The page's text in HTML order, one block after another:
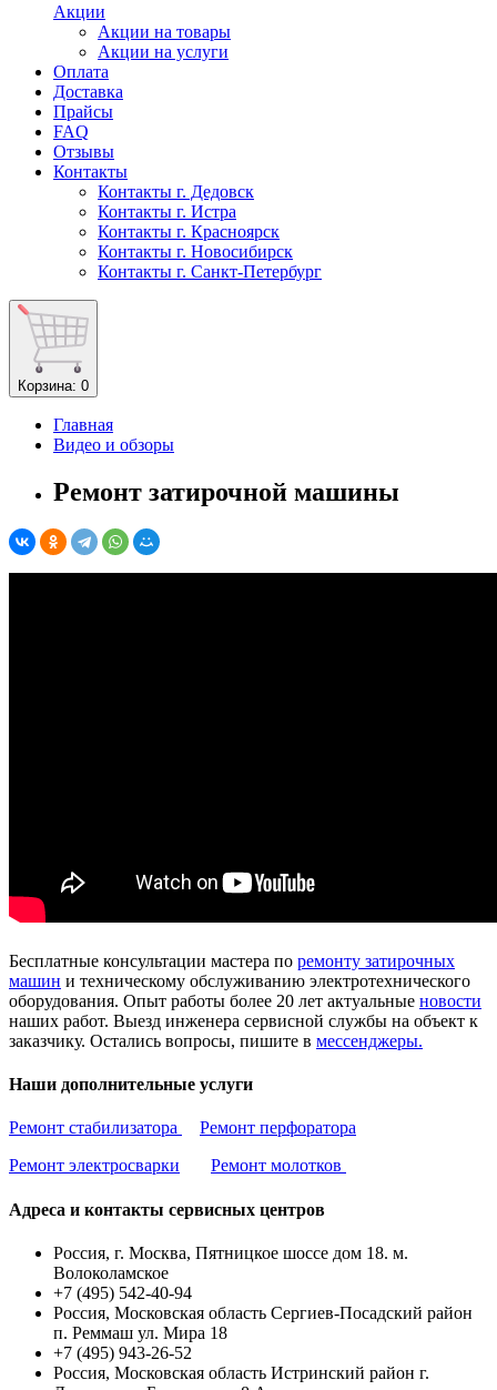
Акции
Акции на товары
Акции на услуги
Оплата
Доставка
Прайсы
FAQ
Отзывы
Контакты
Контакты г. Дедовск
Контакты г. Истра
Контакты г. Красноярск
Контакты г. Новосибирск
Контакты г. Санкт-Петербург
Корзина: 0
Главная
Видео и обзоры
Ремонт затирочной машины
Бесплатные консультации мастера по ремонту затирочных
машин и техническому обслуживанию электротехнического
оборудования. Опыт работы более 20 лет актуальные новости
наших работ. Выезд инженера сервисной службы на объект к
заказчику. Остались вопросы, пишите в мессенджеры.
Наши дополнительные услуги
Ремонт стабилизатора
Ремонт перфоратора
Ремонт электросварки
Ремонт молотков
Адреса и контакты сервисных центров
Россия, г. Москва, Пятницкое шоссе дом 18. м.
Волоколамское
+7 (495) 542-40-94
Россия, Московская область Сергиев-Посадский район
п. Реммаш ул. Мира 18
+7 (495) 943-26-52
Россия, Московская область Истринский район г.